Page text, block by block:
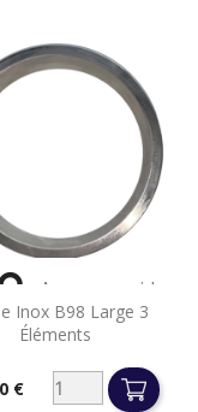
Inox B98 Large 3
Éléments
€
Aperçu rapide